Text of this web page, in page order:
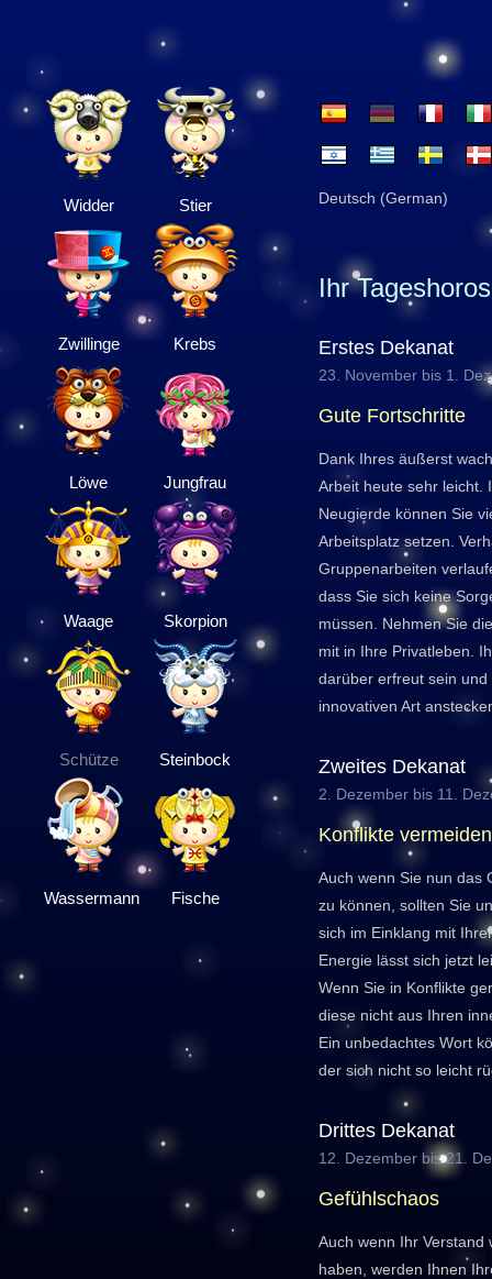
Widder Stier
Zwillinge Krebs
Löwe Jungfrau
Waage Skorpion
Schütze Steinbock
Wassermann Fische
Deutsch (German)
Ihr
Erstes Dekanat
23. November bis 1.
Gute Fortschritte
Dank Ihres äußerst
Arbeit heute sehr leicht.
Neugierde können Sie
Arbeitsplatz setzen.
Gruppenarbeiten
dass Sie sich keine
müssen. Nehmen Sie
mit in Ihre Privatleben.
darüber erfreut sein
innovativen Art
Zweites Dekanat
2. Dezember bis 11.
Konflikte vermeiden
Auch wenn Sie nun das
zu können, sollten Sie
sich im Einklang mit
Energie lässt sich jetzt
Wenn Sie in Konflikte
diese nicht aus Ihren
Ein unbedachtes Wort
der sich nicht so leicht
Drittes Dekanat
12. Dezember bis 21.
Gefühlschaos
Auch wenn Ihr Verstand
haben, werden Ihnen